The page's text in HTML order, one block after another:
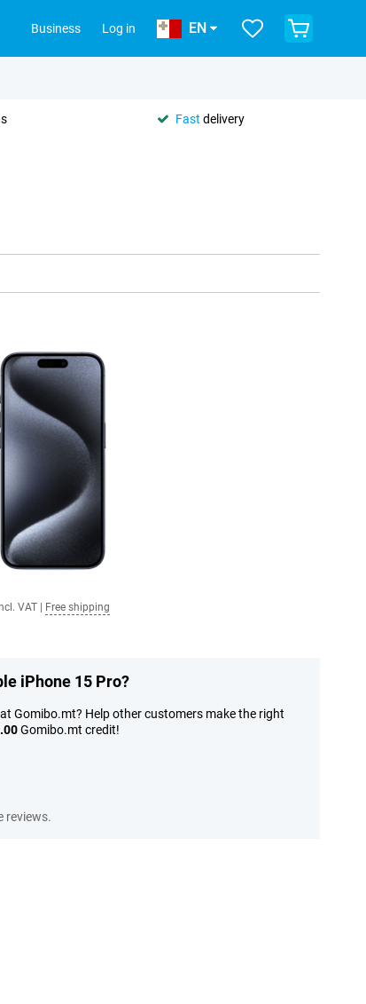
Business Log in EN
Fast delivery
VAT Free shipping
iPhone 15 Pro?
Gomibo.mt? Help other customers make the right
Gomibo.mt credit!
reviews.